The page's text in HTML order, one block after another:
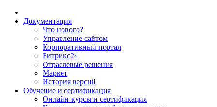
Документация
Что нового?
Управление сайтом
Корпоративный портал
Битрикс24
Отраслевые решения
Маркет
История версий
Обучение и сертификация
Онлайн-курсы и сертификация